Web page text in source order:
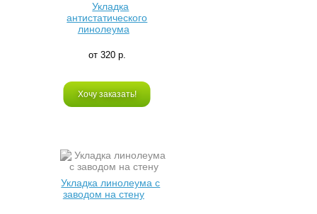
Укладка
антистатического
линолеума
от 320 р.
Хочу заказать!
Укладка линолеума с
заводом на стену